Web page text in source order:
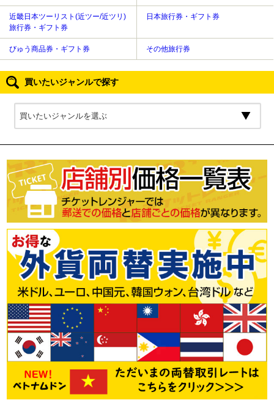
近畿日本ツーリスト(近ツー/近ツリ)
旅行券・ギフト券
日本旅行券・ギフト券
びゅう商品券・ギフト券 その他旅行券
買いたいジャンルで探す